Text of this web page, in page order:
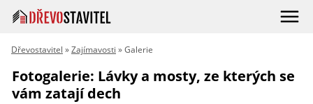
Dřevostavitel »Zajímavosti » Galerie
Fotogalerie: Lávky a mosty, ze kterých se
vám zatají dech